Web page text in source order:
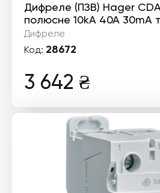
Дифреле (ПЗВ) Hager
полюсне 10kА 40А 30mA
Дифреле
Код: 28672
3 642 ₴